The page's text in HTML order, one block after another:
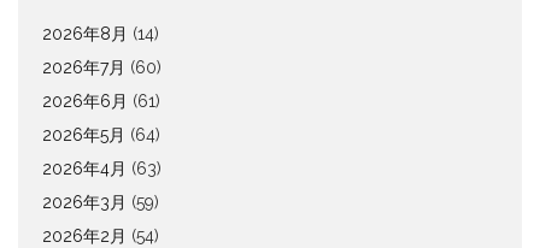
2026年8月 (14)
2026年7月 (60)
2026年6月 (61)
2026年5月 (64)
2026年4月 (63)
2026年3月 (59)
2026年2月 (54)